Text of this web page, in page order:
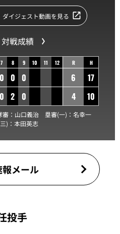
ダイジェスト動画を見る
戦成績
7 8 9 10 11 12
0 0 0
0 2 0
R H
6
17
4
10
： 山口義治 塁審(一)： 名幸一
)： 本田英志
メール
投手